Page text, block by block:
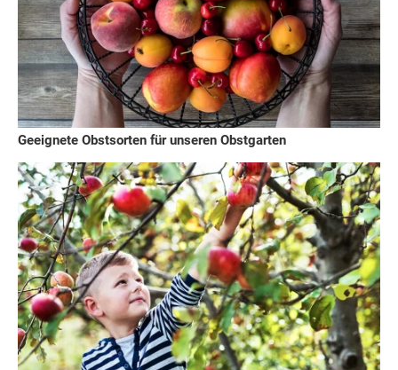
Geeignete Obstsorten für unseren Obstgarten